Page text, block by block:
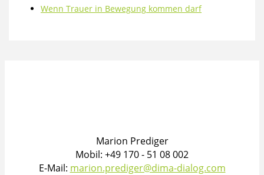
Wenn Trauer in Bewegung kommen darf
Marion Prediger
Mobil: +49 170 - 51 08 002
E-Mail: marion.prediger@dima-dialog.com